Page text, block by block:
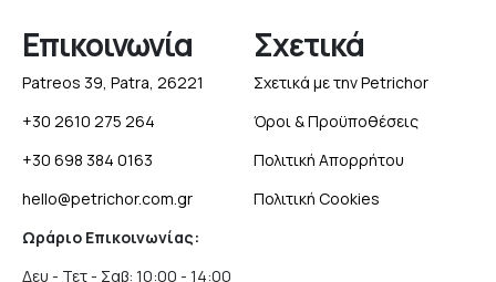
Επικοινωνία
Patreos 39, Patra, 26221
+30 2610 275 264
+30 698 384 0163
hello@petrichor.com.gr
Ωράριο Επικοινωνίας:
Δευ - Τετ - Σαβ: 10:00 - 14:00
Σχετικά
Σχετικά με την Petrichor
Όροι & Προϋποθέσεις
Πολιτική Απορρήτου
Πολιτική Cookies